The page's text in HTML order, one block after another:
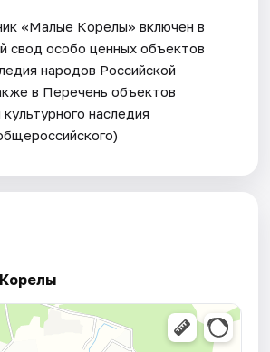
«Малые Корелы» включен в
свод особо ценных объектов
народов Российской
в Перечень объектов
наследия